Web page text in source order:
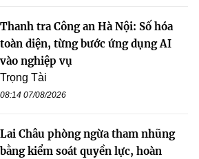
Thanh tra Công an Hà Nội: Số hóa
toàn diện, từng bước ứng dụng AI
vào nghiệp vụ
Trọng Tài
08:14 07/08/2026
Lai Châu phòng ngừa tham nhũng
bằng kiểm soát quyền lực, hoàn